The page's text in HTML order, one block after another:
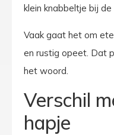
klein knabbeltje bij
Vaak gaat het om
en rustig opeet. Dat
het woord.
Verschil
hapje